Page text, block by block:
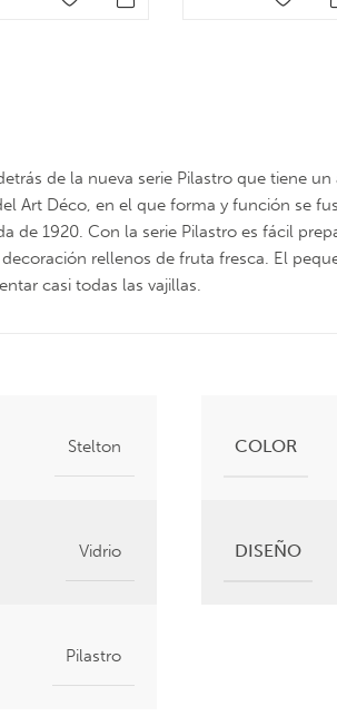
de la nueva serie Pilastro que tiene
Art Déco, en el que forma y función se
de 1920. Con la serie Pilastro es fácil
rellenos de fruta fresca. El
casi todas las vajillas.
Stelton COLOR
Vidrio DISEÑO
Pilastro